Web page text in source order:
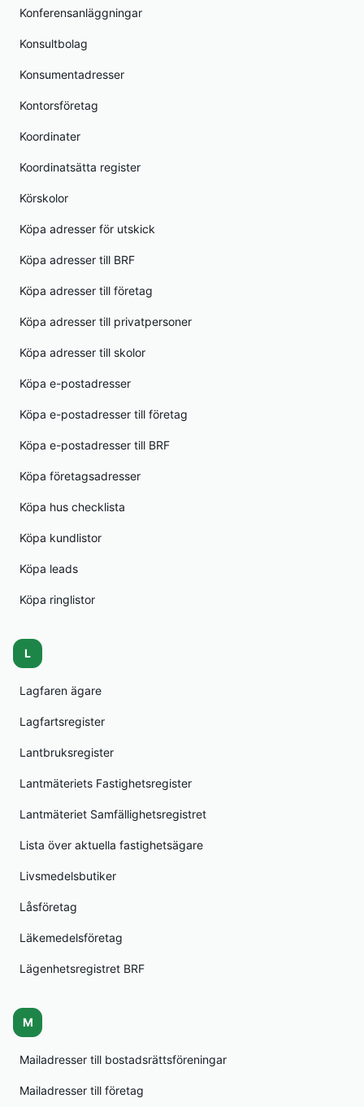
Konferensanläggningar
Konsultbolag
Konsumentadresser
Kontorsföretag
Koordinater
Koordinatsätta register
Körskolor
Köpa adresser för utskick
Köpa adresser till BRF
Köpa adresser till företag
Köpa adresser till privatpersoner
Köpa adresser till skolor
Köpa e-postadresser
Köpa e-postadresser till företag
Köpa e-postadresser till BRF
Köpa företagsadresser
Köpa hus checklista
Köpa kundlistor
Köpa leads
Köpa ringlistor
L
Lagfaren ägare
Lagfartsregister
Lantbruksregister
Lantmäteriets Fastighetsregister
Lantmäteriet Samfällighetsregistret
Lista över aktuella fastighetsägare
Livsmedelsbutiker
Låsföretag
Läkemedelsföretag
Lägenhetsregistret BRF
M
Mailadresser till bostadsrättsföreningar
Mailadresser till företag